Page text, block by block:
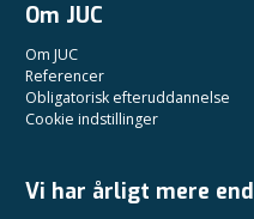
Om JUC
Om JUC
Referencer
Obligatorisk efteruddannelse
Cookie indstillinger
Vi har årligt mere end